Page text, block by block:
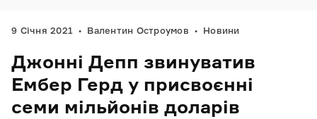
9 Січня 2021 Валентин Остроумов Новини
Джонні Депп звинуватив
Ембер Герд у присвоєнні
семи мільйонів доларів